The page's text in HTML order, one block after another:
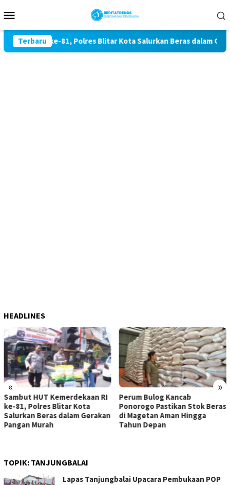
ke
Mobile
Terbaru
RI ke-81, Polres Blitar Kota Salurkan Beras dalam Gerakan
HEADLINES
« »
Perum Bulog Kancab
Ponorogo Pastikan Stok Beras
di Magetan Aman Hingga
Tahun Depan
ITB Terapkan Nilai
Lokal sebagai Landasan
Penanganan
Tanjung Pura, Sumatera
TOPIK: TANJUNGBALAI
Lapas Tanjungbalai Upacara Pembukaan POP